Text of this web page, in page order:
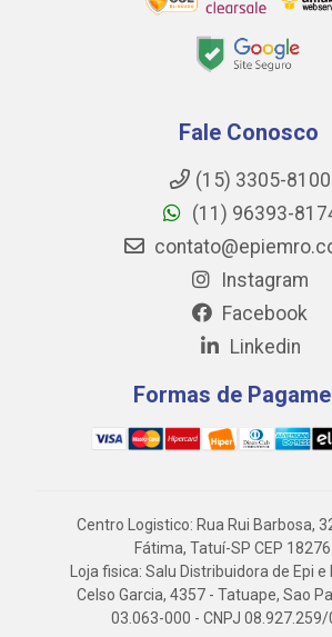
Fale Conosco
(15) 3305-8100
(11) 96393-
Instagram
Facebook
Linkedin
Formas de
Centro Logistico: Rua Rui Barbosa,
Fátima, Tatuí-SP CEP
Loja fisica: Salu Distribuidora de Epi
Celso Garcia, 4357 - Tatuape, Sao
03.063-000 - CNPJ